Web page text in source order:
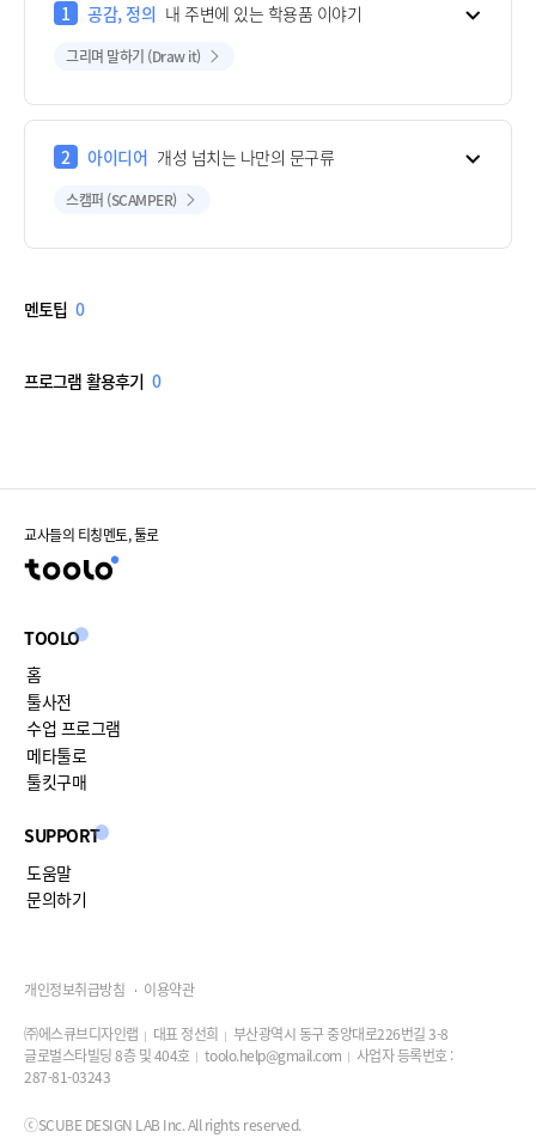
1 공감, 정의 내 주변에 있는 학용품 이야기
그리며 말하기 (Draw it)
2 아이디어 개성 넘치는 나만의 문구류
스캠퍼 (SCAMPER)
멘토팁 0
프로그램 활용후기 0
교사들의 티칭멘토, 툴로
TOOLO
홈
툴사전
수업 프로그램
메타툴로
툴킷구매
SUPPORT
도움말
문의하기
개인정보취급방침 이용약관
㈜에스큐브디자인랩 대표 정선희
부산광역시 동구 중앙대로226번길 3-8
글로벌스타빌딩 8층 및 404호
toolo.help@gmail.com
사업자 등록번호 :
287-81-03243
ⓒSCUBE DESIGN LAB Inc. All rights reserved.